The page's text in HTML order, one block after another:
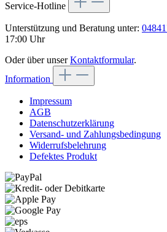
Service-Hotline
Unterstützung und Beratung unter:
17:00 Uhr
Oder über unserKontaktformular.
Information
Impressum
AGB
Datenschutzerklärung
Versand- und Zahlungsbedingung
Widerrufsbelehrung
Defektes Produkt